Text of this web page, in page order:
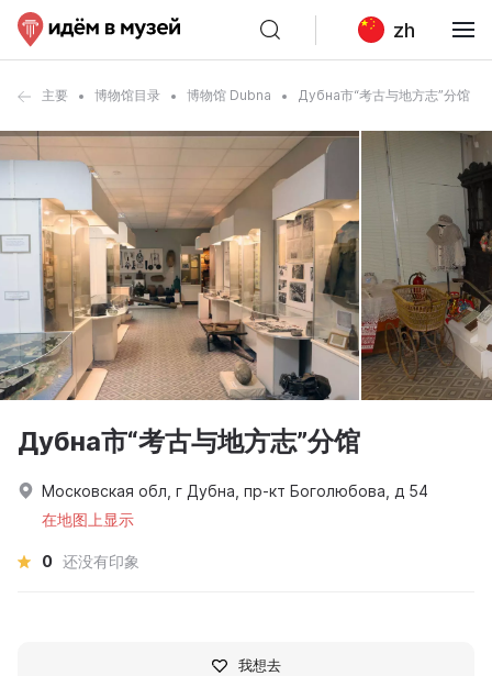
zh
主要 博物馆目录 博物馆 Dubna Дубна市“考古与地方志”分馆
Дубна市“考古与地方志”分馆
Московская обл, г Дубна, пр-кт Боголюбова, д 54
在地图上显示
0 还没有印象
我想去